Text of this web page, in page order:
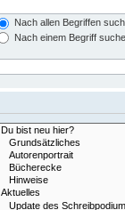
Nach allen Begriffen
Nach einem Begriff